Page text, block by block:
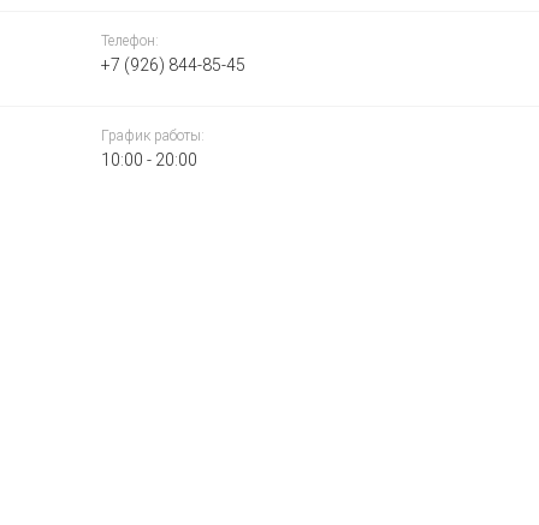
Телефон:
+7 (926) 844-85-45
График работы:
10:00 - 20:00